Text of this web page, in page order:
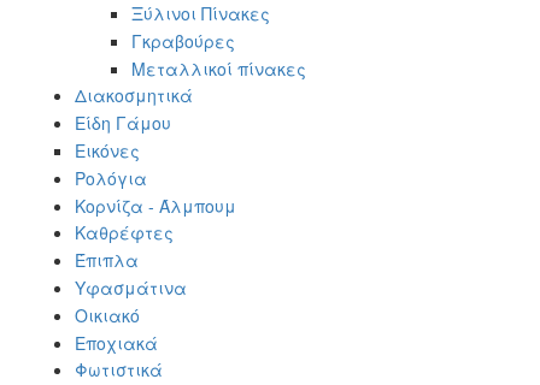
Ξύλινοι Πίνακες
Γκραβούρες
Μεταλλικοί πίνακες
Διακοσμητικά
Είδη Γάμου
Εικόνες
Ρολόγια
Κορνίζα - Άλμπουμ
Καθρέφτες
Έπιπλα
Υφασμάτινα
Οικιακό
Εποχιακά
Φωτιστικά